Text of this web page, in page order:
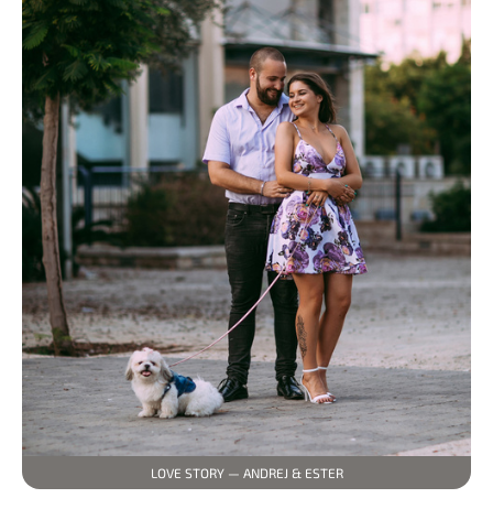
LOVE STORY — ANDREJ & ESTER